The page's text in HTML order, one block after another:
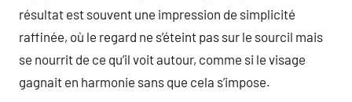
résultat est souvent une impression de simplicité
raffinée, où le regard ne s’éteint pas sur le sourcil mais
se nourrit de ce qu’il voit autour, comme si le visage
gagnait en harmonie sans que cela s’impose.